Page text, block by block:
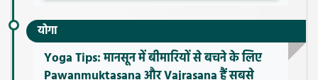
योगा
Yoga Tips: मानसून में बीमारियों से बचने के लिए